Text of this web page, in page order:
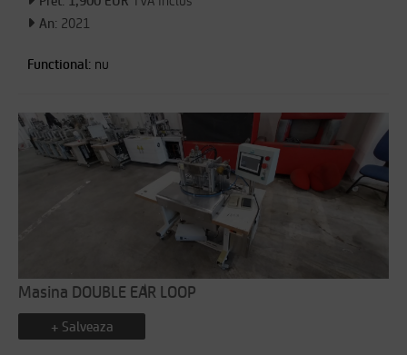
An: 2021
Functional: nu
Masina DOUBLE EAR LOOP
+ Salveaza